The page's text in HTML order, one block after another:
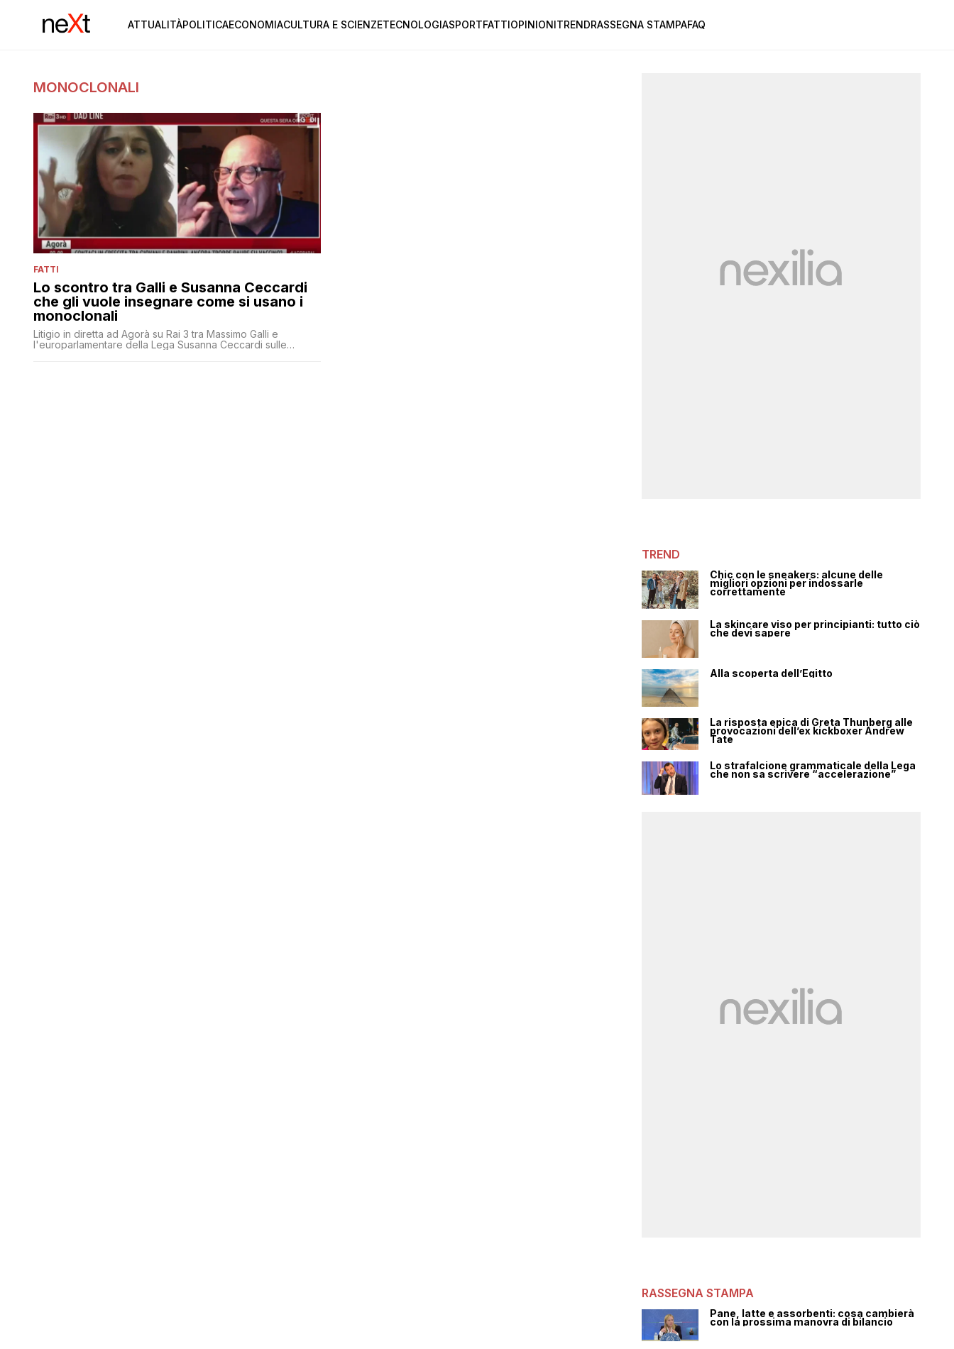
ATTUALITÀPOLITICAECONOMIACULTURA E SCIENZETECNOLOGIASPORTFATTIOPINIONITRENDRASSEGNA STAMPAFAQ
MONOCLONALI
FATTI
Lo scontro tra Galli e Susanna Ceccardi
che gli vuole insegnare come si usano i
monoclonali
Litigio in diretta ad Agorà su Rai 3 tra Massimo Galli e
l'europarlamentare della Lega Susanna Ceccardi sulle
TREND
Chic con le sneakers: alcune delle
migliori opzioni per indossarle
correttamente
La skincare viso per principianti: tutto ciò
che devi sapere
Alla scoperta dell’Egitto
La risposta epica di Greta Thunberg alle
provocazioni dell’ex kickboxer Andrew
Tate
Lo strafalcione grammaticale della Lega
che non sa scrivere “accelerazione”
RASSEGNA STAMPA
Pane, latte e assorbenti: cosa cambierà
con la prossima manovra di bilancio